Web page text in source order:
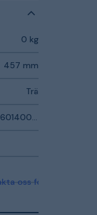
0 kg
457 mm
Trä
oss för mer